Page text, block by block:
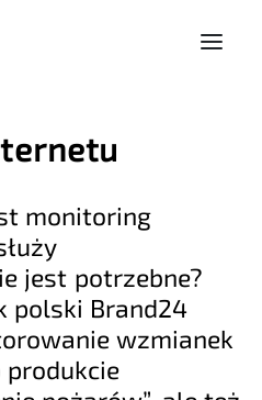
monitoring
jest potrzebne?
polski Brand24
wzmianek